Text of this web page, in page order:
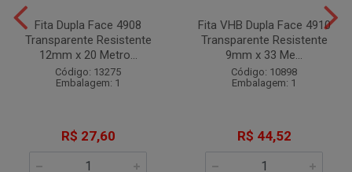
Fita Dupla Face 4908
Transparente Resistente
12mm x 20 Metro...
Código: 13275
Embalagem: 1
R$ 27,60
Fita VHB Dupla Face 4910
Transparente Resistente
9mm x 33 Me...
Código: 10898
Embalagem: 1
R$ 44,52